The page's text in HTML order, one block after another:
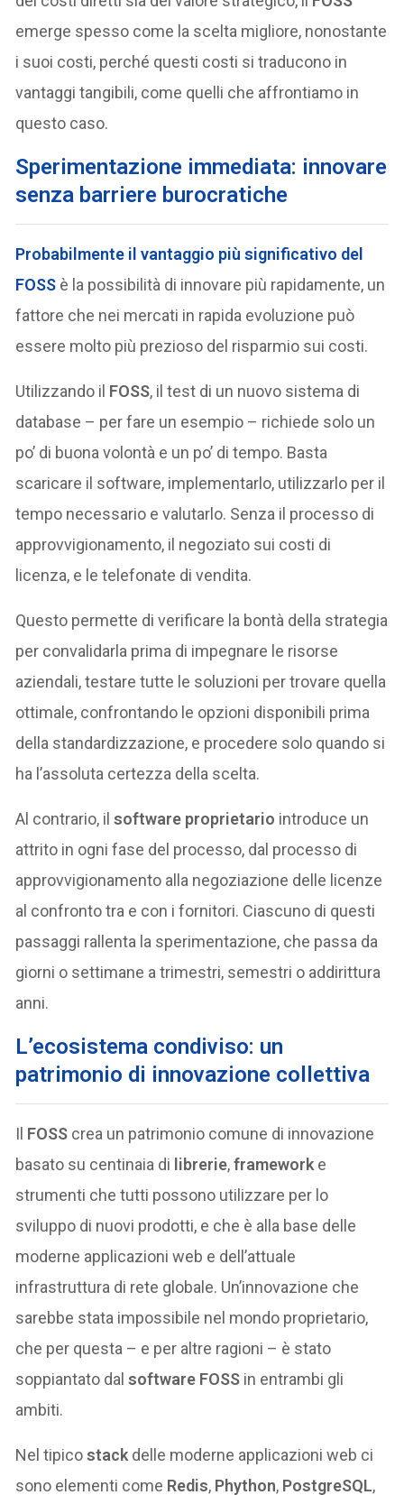
emerge spesso come la scelta migliore, nonostante
i suoi costi, perché questi costi si traducono in
vantaggi tangibili, come quelli che affrontiamo in
questo caso.
Sperimentazione immediata: innovare
senza barriere burocratiche
Probabilmente il vantaggio più significativo del
FOSS è la possibilità di innovare più rapidamente, un
fattore che nei mercati in rapida evoluzione può
essere molto più prezioso del risparmio sui costi.
Utilizzando il FOSS, il test di un nuovo sistema di
database – per fare un esempio – richiede solo un
po’ di buona volontà e un po’ di tempo. Basta
scaricare il software, implementarlo, utilizzarlo per il
tempo necessario e valutarlo. Senza il processo di
approvvigionamento, il negoziato sui costi di
licenza, e le telefonate di vendita.
Questo permette di verificare la bontà della strategia
per convalidarla prima di impegnare le risorse
aziendali, testare tutte le soluzioni per trovare quella
ottimale, confrontando le opzioni disponibili prima
della standardizzazione, e procedere solo quando si
ha l’assoluta certezza della scelta.
Al contrario, ilsoftware proprietario introduce un
attrito in ogni fase del processo, dal processo di
approvvigionamento alla negoziazione delle licenze
al confronto tra e con i fornitori. Ciascuno di questi
passaggi rallenta la sperimentazione, che passa da
giorni o settimane a trimestri, semestri o addirittura
anni.
L’ecosistema condiviso: un
patrimonio di innovazione collettiva
Il FOSS crea un patrimonio comune di innovazione
basato su centinaia di librerie,framework e
strumenti che tutti possono utilizzare per lo
sviluppo di nuovi prodotti, e che è alla base delle
moderne applicazioni web e dell’attuale
infrastruttura di rete globale. Un’innovazione che
sarebbe stata impossibile nel mondo proprietario,
che per questa – e per altre ragioni – è stato
soppiantato dalsoftware FOSS in entrambi gli
ambiti.
Nel tipicostack delle moderne applicazioni web ci
sono elementi come Redis, Phython, PostgreSQL,